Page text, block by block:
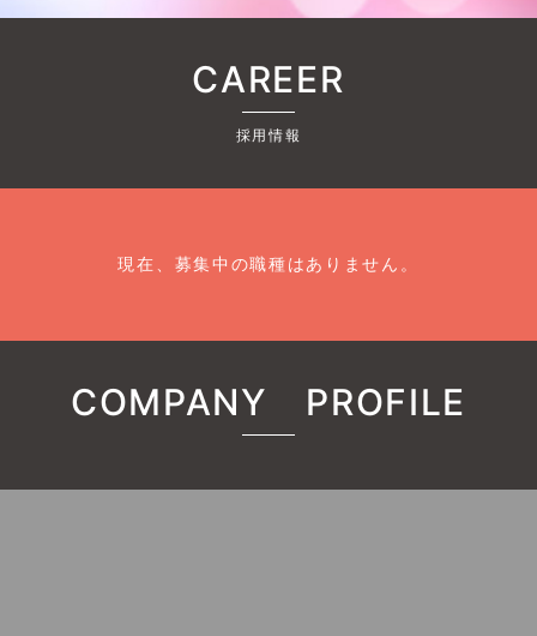
CAREER
採用情報
現在、募集中の職種はありません。
COMPANY PROFILE